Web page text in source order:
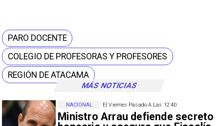
MÁS NOTICIAS
El Viernes Pasado A Las 12:40
Ministro Arrau defiende secreto
NACIONAL
PARO DOCENTE
COLEGIO DE PROFESORAS Y PROFESORES
REGIÓN DE ATACAMA